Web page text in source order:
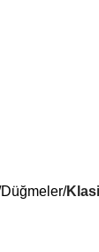
Düğmeler